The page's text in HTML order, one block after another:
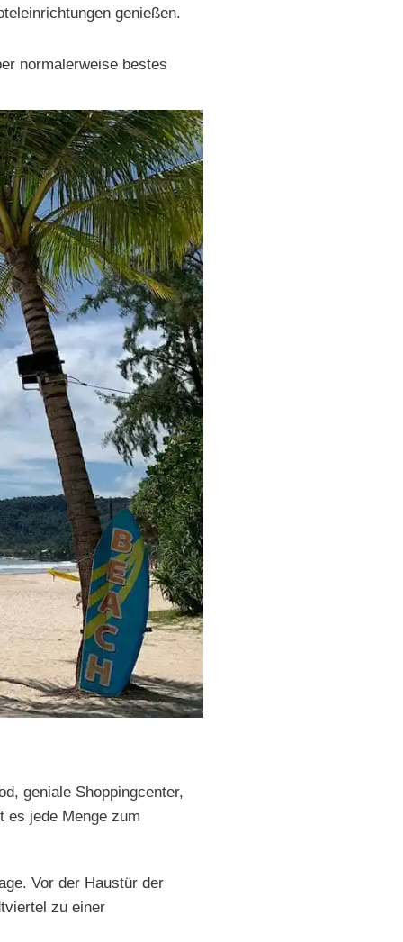
genießen.
normalerweise bestes
geniale Shoppingcenter,
es jede Menge zum
Vor der Haustür der
zu einer